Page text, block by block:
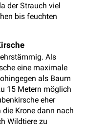
der Strauch viel
bis feuchten
Als
eine maximale
als Baum
15 Metern möglich
eher
Krone dann nach
Wildtiere zu